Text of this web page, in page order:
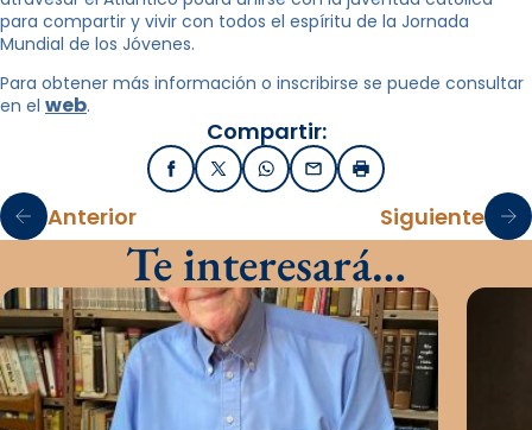
para compartir y vivir con todos el espíritu de la Jornada
Mundial de los Jóvenes.
Para obtener más información o inscribirse se puede consultar
en el web.
Compartir:
FacebookX / TwitterWhatsApp
EmailImprimir
Anterior Siguiente
Te interesará…